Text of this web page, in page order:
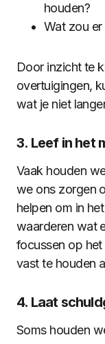
houden?
Wat zou er
Door inzicht te
overtuigingen,
wat je niet
3. Leef in het
Vaak houden
we ons zorgen
helpen om in
waarderen wat
focussen op
vast te houden
4. Laat
Soms houden